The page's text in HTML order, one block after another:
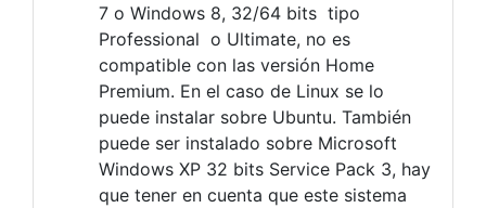
7 o Windows 8, 32/64 bits tipo
Professional o Ultimate, no es
compatible con las versión Home
Premium. En el caso de Linux se lo
puede instalar sobre Ubuntu. También
puede ser instalado sobre Microsoft
Windows XP 32 bits Service Pack 3, hay
que tener en cuenta que este sistema